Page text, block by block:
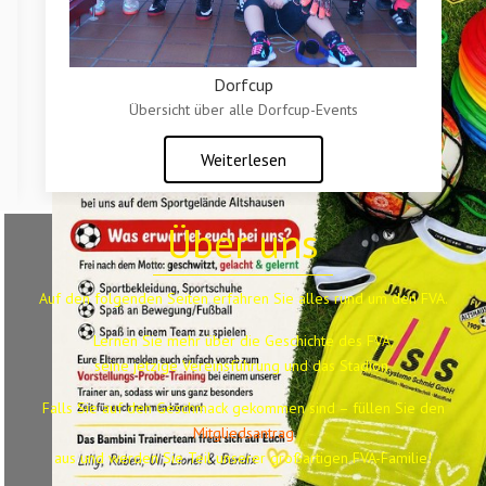
Dorfcup
Übersicht über alle Dorfcup-Events
Weiterlesen
Über uns
Auf den folgenden Seiten erfahren Sie alles rund um den FVA.
Lernen Sie mehr über die Geschichte des FVA,
seine jetzige Vereinsführung und das Stadion.
Falls Sie auf den Geschmack gekommen sind – füllen Sie den
Mitgliedsantrag
ausund werden Sie Teil unserer großartigen FVA-Familie!